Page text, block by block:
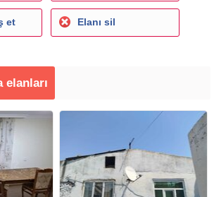
et Elanı sil
elanları